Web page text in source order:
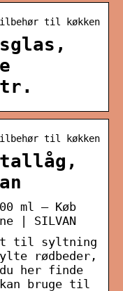
til køkken
til køkken
ml – Køb
| SILVAN
til syltning
rødbeder,
her finde
bruge til